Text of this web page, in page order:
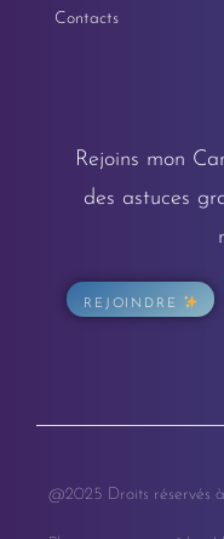
Contacts
Rejoins mon
des astuces
REJOINDRE
@2025 Droits réservés